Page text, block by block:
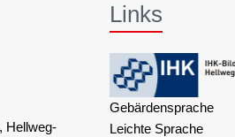
Hellweg-
Links
Gebärdensprache
Leichte Sprache